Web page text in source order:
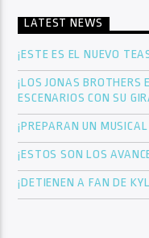
LATEST NEWS
¡ESTE ES EL NUEVO
¡LOS JONAS BROTHERS
ESCENARIOS CON SU
¡PREPARAN UN
¡ESTOS SON LOS
¡DETIENEN A FAN DE